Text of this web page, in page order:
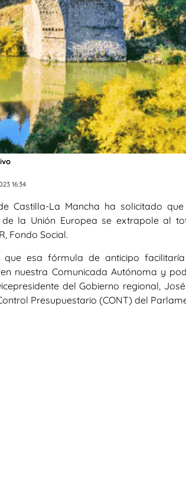
16:34
Castilla-La Mancha ha solicitado
de la Unión Europea se extrapole al
Fondo Social.
que esa fórmula de anticipo
nuestra Comunicada Autónoma y
del Gobierno regional,
Presupuestario (CONT) del